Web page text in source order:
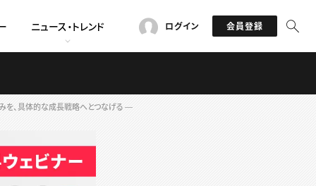
ニュース・トレンド ログイン 会員登録
を、具体的な成長戦略へとつなげる ―